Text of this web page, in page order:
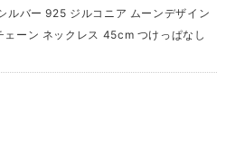
ルバー 925 ジルコニア ムーンデザイン
ーン ネックレス 45cm つけっぱなし